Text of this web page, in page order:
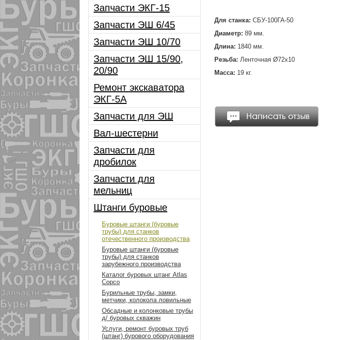
Запчасти ЭКГ-15
Запчасти ЭШ 6/45
Запчасти ЭШ 10/70
Запчасти ЭШ 15/90,
20/90
Ремонт экскаватора
ЭКГ-5А
Запчасти для ЭШ
Вал-шестерни
Запчасти для
дробилок
Запчасти для
мельниц
Штанги буровые
Буровые штанги (буровые
трубы) для станков
отечественного производства
Буровые штанги (буровые
трубы) для станков
зарубежного производства
Каталог буровых штанг Atlas
Copco
Бурильные трубы, замки,
метчики, колокола ловильные
Обсадные и колонковые трубы
д/ буровых скважин
Услуги, ремонт буровых труб
(штанг) бурового оборудования
Для станка: СБУ-100ГА-50
Диаметр: 89 мм.
Длина: 1840 мм.
Резьба: Ленточная Ø72х10
Масса: 19 кг.